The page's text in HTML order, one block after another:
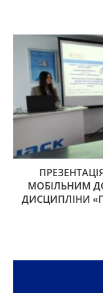
МОБІЛЬНИМ
ДИСЦИПЛІНИ